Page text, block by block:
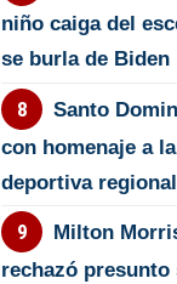
niño caiga del
se burla de Biden
Santo
con homenaje a
deportiva regional
Milton
rechazó